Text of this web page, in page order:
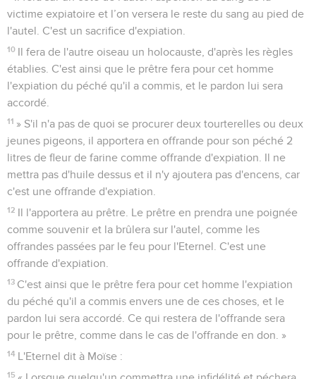
victime expiatoire et l’on versera le reste du sang au pied de
l'autel. C'est un sacrifice d'expiation.
10 Il fera de l'autre oiseau un holocauste, d'après les règles
établies. C'est ainsi que le prêtre fera pour cet homme
l'expiation du péché qu'il a commis, et le pardon lui sera
accordé.
11 » S'il n'a pas de quoi se procurer deux tourterelles ou deux
jeunes pigeons, il apportera en offrande pour son péché 2
litres de fleur de farine comme offrande d'expiation. Il ne
mettra pas d'huile dessus et il n'y ajoutera pas d'encens, car
c'est une offrande d'expiation.
12 Il l'apportera au prêtre. Le prêtre en prendra une poignée
comme souvenir et la brûlera sur l'autel, comme les
offrandes passées par le feu pour l'Eternel. C'est une
offrande d'expiation.
13 C'est ainsi que le prêtre fera pour cet homme l'expiation
du péché qu'il a commis envers une de ces choses, et le
pardon lui sera accordé. Ce qui restera de l'offrande sera
pour le prêtre, comme dans le cas de l'offrande en don. »
14 L'Eternel dit à Moïse :
15